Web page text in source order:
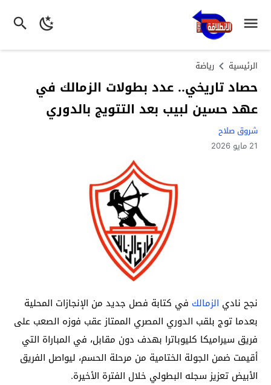
الرئيسية رياضة
حصاد تاريخي.. عدد بطولات الزمالك في
عهد حسين لبيب بعد التتويج بالدوري
شروق صلاح
21 مايو 2026
نجح نادي الزمالك في كتابة فصل جديد من الإنجازات المحلية
بعدما توج بلقب الدوري المصري الممتاز عقب فوزه الصعب على
فريق سيراميكا كليوباترا بهدف دون مقابل، في المباراة التي
أقيمت ضمن الجولة الختامية من مرحلة الحسم، ليواصل الفريق
الأبيض تعزيز سجله البطولي خلال الفترة الأخيرة.